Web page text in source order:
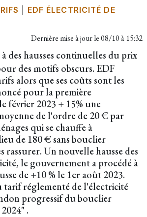
EDF ÉLECTRICITÉ DE
Dernière mise à jour le08/10 à 15:32
des hausses continuelles du prix
des motifs obscurs. EDF
alors que ses coûts sont les
pour la première
février 2023 + 15% une
de l'ordre de 20 € par
qui se chauffe à
de 180 € sans bouclier
rassurer. Un nouvelle hausse des
le gouvernement a procédé à
de +10 % le 1er août 2023.
tarif réglementé de l'électricité
progressif du bouclier
.